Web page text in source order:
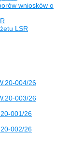
wniosków o
LSR
004/26
003/26
001/26
002/26